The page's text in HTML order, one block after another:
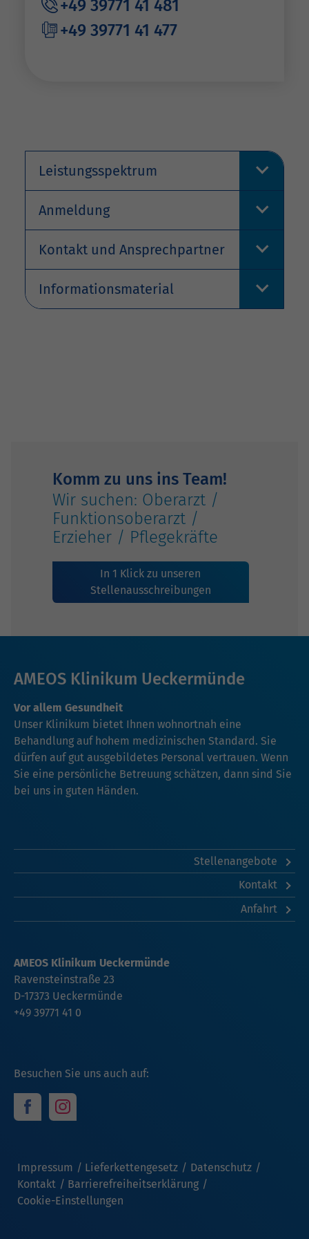
+49 39771 41 481
+49 39771 41 477
Leistungsspektrum
Anmeldung
Kontakt und Ansprechpartner
Informationsmaterial
Komm zu uns ins Team!
Wir suchen: Oberarzt /
Funktionsoberarzt /
Erzieher / Pflegekräfte
In 1 Klick zu unseren
Stellenausschreibungen
AMEOS Klinikum Ueckermünde
Vor allem Gesundheit
Unser Klinikum bietet Ihnen wohnortnah eine
Behandlung auf hohem medizinischen Standard. Sie
dürfen auf gut ausgebildetes Personal vertrauen. Wenn
Sie eine persönliche Betreuung schätzen, dann sind Sie
bei uns in guten Händen.
Stellenangebote
Kontakt
Anfahrt
Besuchen Sie uns auch auf:
Impressum Lieferkettengesetz
Datenschutz
Kontakt
Barrierefreiheitserklärung
Cookie-Einstellungen
AMEOS Klinikum Ueckermünde
Ravensteinstraße 23
D-17373 Ueckermünde
+49 39771 41 0